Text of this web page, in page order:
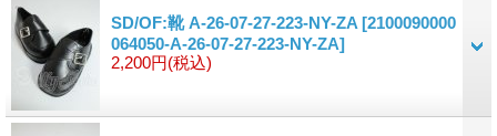
SD/OF:靴 A-26-07-27-223-NY-ZA [2100090000
064050-A-26-07-27-223-NY-ZA]
2,200円(税込)